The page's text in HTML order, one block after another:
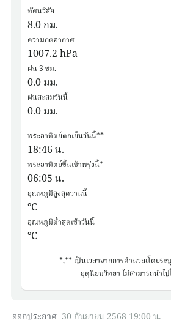
ทัศนวิสัย
8.0กม.
ความกดอากาศ
1007.2hPa
ฝน 3 ชม.
0.0มม.
ฝนสะสมวันนี้
0.0มม.
พระอาทิตย์ตกเย็นวันนี้**
18:46น.
พระอาทิตย์ขึ้นเช้าพรุ่งนี้*
06:05น.
อุณหภูมิสูงสุดวานนี้
°C
อุณหภูมิต่ำสุดเช้าวันนี้
°C
*,** เป็นเวลาจากการคำนวณโดยร
อุตุนิยมวิทยา ไม่สามารถนำไ
ออกประกาศ 30 กันยายน 2568 19:00 น.